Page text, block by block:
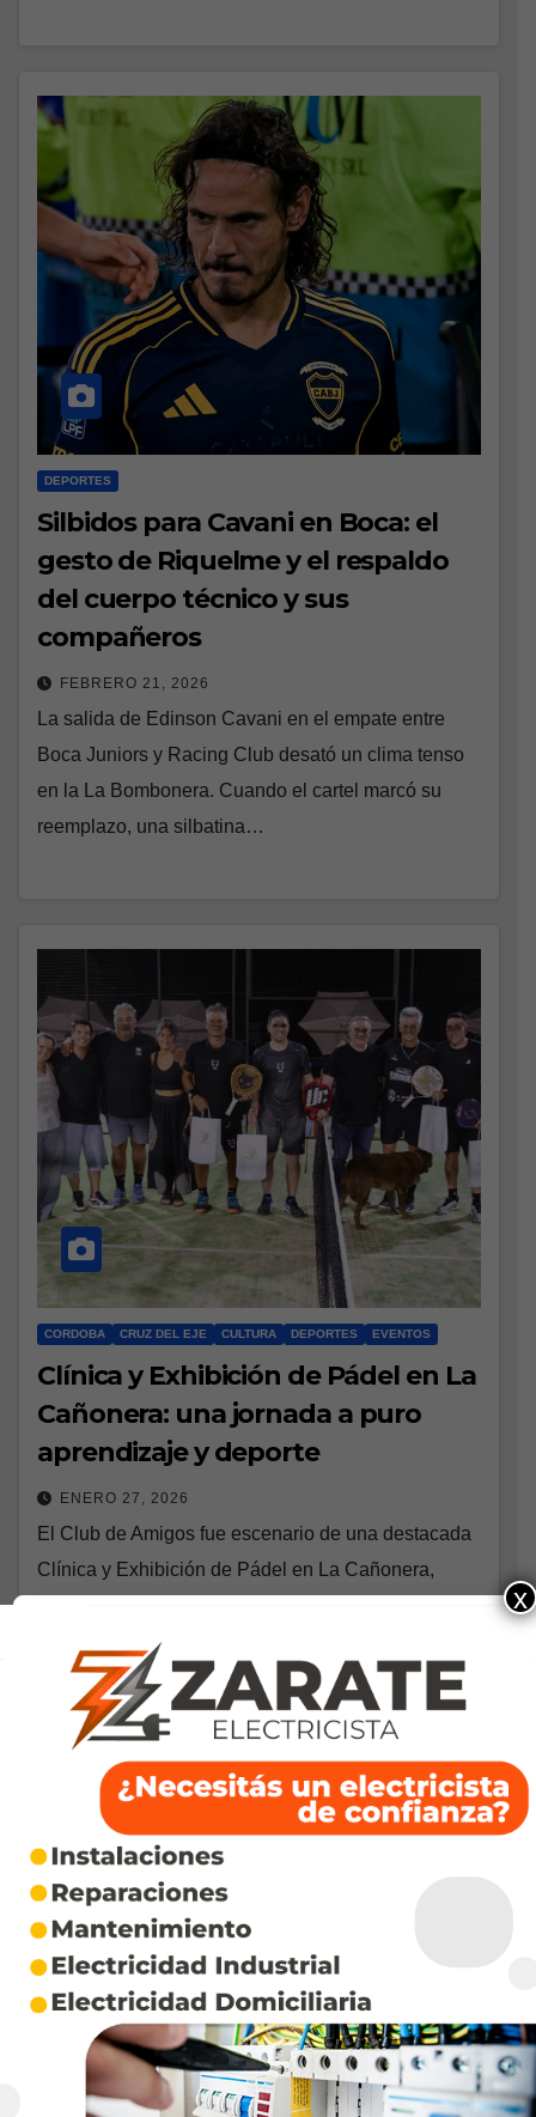
DEPORTES
Silbidos para Cavani en Boca: el
gesto de Riquelme y el respaldo
del cuerpo técnico y sus
compañeros
FEBRERO 21, 2026
La salida de Edinson Cavani en el empate entre
Boca Juniors y Racing Club desató un clima tenso
en la La Bombonera. Cuando el cartel marcó su
reemplazo, una silbatina…
CORDOBA CRUZ DEL EJE CULTURA DEPORTES EVENTOS
Clínica y Exhibición de Pádel en La
Cañonera: una jornada a puro
aprendizaje y deporte
ENERO 27, 2026
El Club de Amigos fue escenario de una destacada
Clínica y Exhibición de Pádel en La Cañonera,
una experiencia formativa junto a…
x